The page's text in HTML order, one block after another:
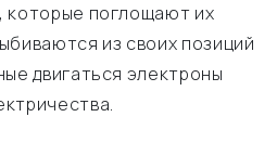
которые поглощают их
из своих позиций
двигаться электроны